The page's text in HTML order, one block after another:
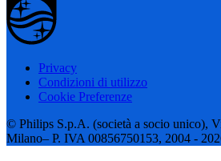
Privacy
Condizioni di utilizzo
Cookie Preferenze
© Philips S.p.A. (società a socio unico),
Milano– P. IVA 00856750153, 2004 -